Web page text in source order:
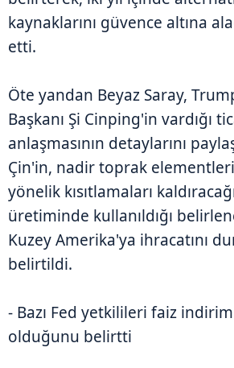
kaynaklarını güvence altına
etti.
Öte yandan Beyaz Saray,
Başkanı Şi Cinping'in vardığı
anlaşmasının detaylarını
Çin'in, nadir toprak
yönelik kısıtlamaları
üretiminde kullanıldığı
Kuzey Amerika'ya ihracatını
belirtildi.
- Bazı Fed yetkilileri faiz
olduğunu belirtti